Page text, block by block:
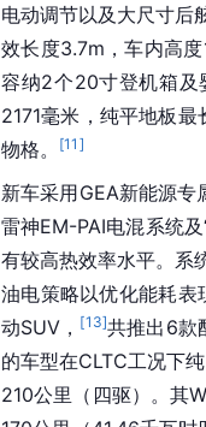
电动调节以及大尺寸后
效长度3.7m，车内高
容纳2个20寸登机箱及
2171毫米，纯平地板
物格。
[11 ]
新车采用GEA新能源
雷神EM-PAI电混系统
有较高热效率水平。系
油电策略以优化能耗表
动SUV， [13]共推出6款
的车型在CLTC工况下
210公里（四驱）。其